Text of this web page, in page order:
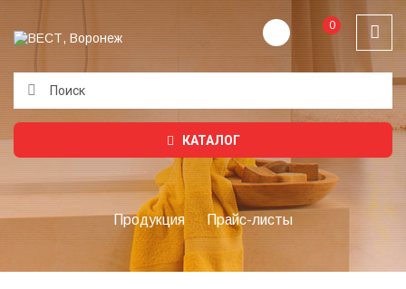
0
КАТАЛОГ
Продукция Прайс-листы